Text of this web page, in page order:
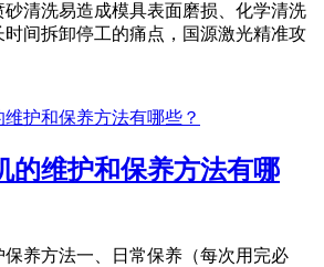
清洗易造成模具表面磨损、化学清洗
间拆卸停工的痛点，国源激光精准攻
的维护和保养方法有哪
养方法一、日常保养（每次用完必